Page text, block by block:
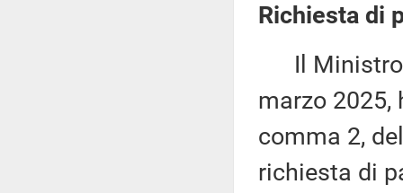
Richiesta di
Il Ministro
marzo 2025,
comma 2,
richiesta di